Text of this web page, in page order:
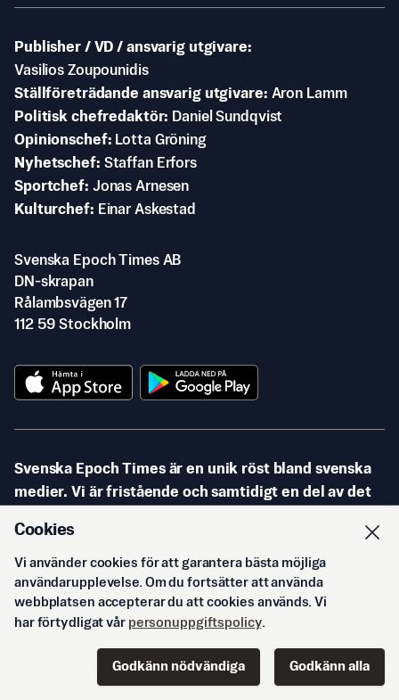
Publisher / VD / ansvarig utgivare
Vasilios Zoupounidis
Ställföreträdande ansvarig utgivare Aron Lamm
Politisk chefredaktör
Daniel Sundqvist
Opinionschef
Lotta Gröning
Nyhetschef Staffan Erfors
Sportchef Jonas Arnesen
Kulturchef
Einar Askestad
Svenska Epoch Times AB
DN-skrapan
Rålambsvägen 17
112 59 Stockholm
Svenska Epoch Times är en unik röst bland svenska
medier. Vi är fristående och samtidigt en del av det
finns i 36 länder på 23 språk och är det snabbast
växande nätverket av oberoende nyhetsmedier i
världen. Svenska Epoch Times grundades år 2006
som webbtidning.
Epoch Times är en heltäckande nyhetstidning med
främst riksnyheter och internationella nyheter.
Cookies
Vi använder cookies för att garantera bästa möjliga
användarupplevelse. Om du fortsätter att använda
webbplatsen accepterar du att cookies används. Vi
har förtydligat vår personuppgiftspolicy.
Godkänn nödvändiga Godkänn alla